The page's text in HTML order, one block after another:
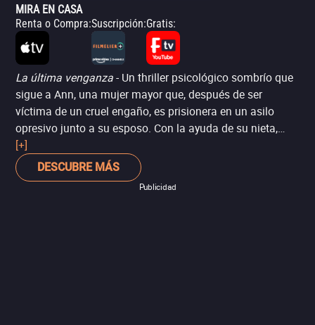
MIRA EN CASA
Renta o Compra:Suscripción:Gratis:
La última venganza- Un thriller psicológico sombrío que
sigue a Ann, una mujer mayor que, después de ser
víctima de un cruel engaño, es prisionera en un asilo
opresivo junto a su esposo. Con la ayuda de su nieta,
Ann lucha por desenmascarar el sistema corrupto y
buscar venganza contra aquellos que destruyeron su
vida. Estelarizada por Dale Dickey, la película se sumerge
[+]
DESCUBRE MÁS
Publicidad